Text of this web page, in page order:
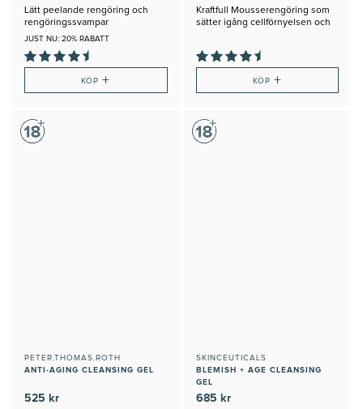
Lätt peelande rengöring och
rengöringssvampar
JUST NU: 20% RABATT
KÖP+
Kraftfull Mousserengöring som
sätter igång cellförnyelsen och
KÖP +
PETER.THOMAS.ROTH
ANTI-AGING CLEANSING GEL
525 kr
SKINCEUTICALS
BLEMISH + AGE CLEANSING
GEL
685 kr